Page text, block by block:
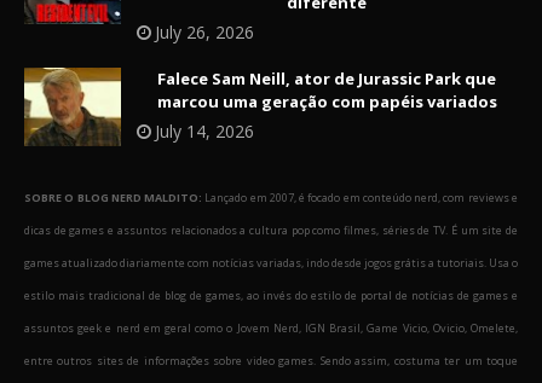
July 26, 2026
Falece Sam Neill, ator de Jurassic Park que
marcou uma geração com papéis variados
July 14, 2026
SOBRE O BLOG NERD MALDITO: Lançado em 2007, é focado em conteúdo nerd, com reviews e
dicas de games e assuntos relacionados a cultura pop como filmes, séries de TV. É um site de
games atualizado diariamente com notícias variadas, indo desde jogos grátis a tutoriais. Usa o
estilo mais tradicional de blog de games, ao invés do estilo de portal de notícias de games e
assuntos geek e nerd em geral como o Jovem Nerd, IGN Brasil, Game Vicio, Ovicio, Omelete,
entre outros sites de informações sobre video games. Sendo assim, costuma ter um toque